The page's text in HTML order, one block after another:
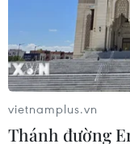
quốc Na Uy từ
vietnamplus.vn
Thánh đường